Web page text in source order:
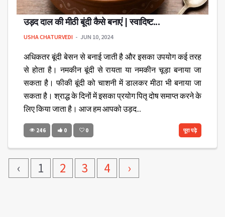
उड़द दाल की मीठी बूंदी कैसे बनाएं | स्वादिष्ट...
USHA CHATURVEDI JUN 10, 2024
अधिकतर बूंदी बेसन से बनाई जाती है और इसका उपयोग कई तरह
से होता है। नमकीन बूंदी से रायता या नमकीन चूड़ा बनाया जा
सकता है। फीकी बूंदी को चाशनी में डालकर मीठा भी बनाया जा
सकता है। श्राद्ध के दिनों में इसका प्रयोग पितृ दोष समाप्त करने के
लिए किया जाता है। आज हम आपको उड़द...
246 0 0 पूरा पढ़े
‹ 1 2 3 4 ›